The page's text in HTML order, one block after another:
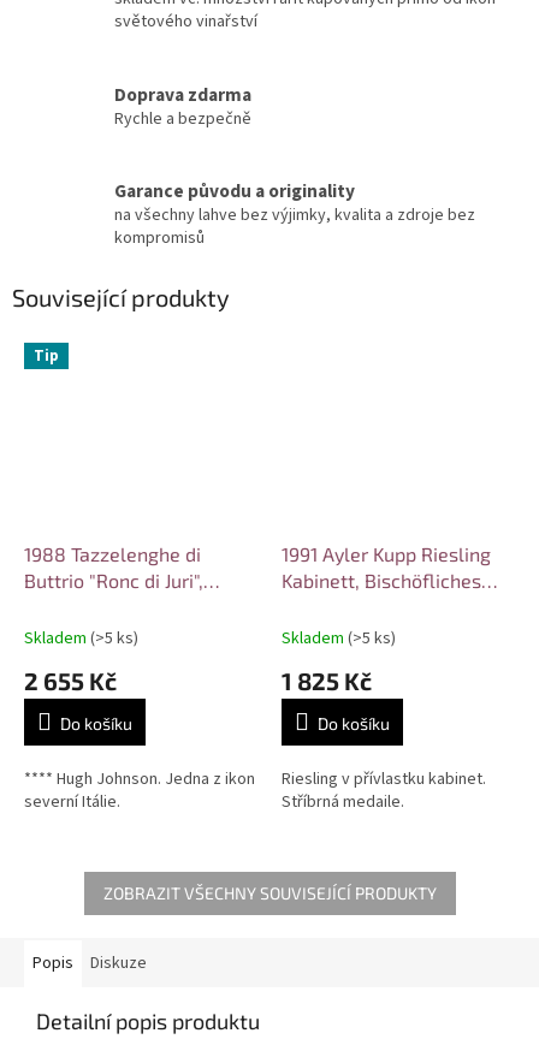
světového vinařství
Doprava zdarma
Rychle a bezpečně
Garance původu a originality
na všechny lahve bez výjimky, kvalita a zdroje bez
kompromisů
Související produkty
Tip
1988 Tazzelenghe di
Buttrio "Ronc di Juri",
Skladem (>5 ks)
2 655 Kč
Do košíku
**** Hugh Johnson. Jedna z ikon
severní Itálie.
1991 Ayler Kupp Riesling
Kabinett, Bischöfliches
Skladem (>5 ks)
1 825 Kč
Do košíku
Riesling v přívlastku kabinet.
Stříbrná medaile.
ZOBRAZIT VŠECHNY SOUVISEJÍCÍ PRODUKTY
Popis Diskuze
Detailní popis produktu